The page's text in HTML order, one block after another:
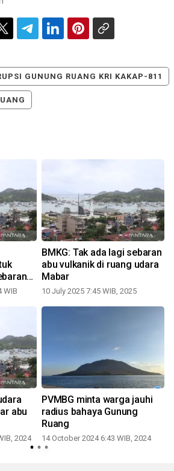
GUNUNG RUANG KRI KAKAP-811
WIB
BMKG: Tak ada lagi sebaran
abu vulkanik di ruang udara
Mabar
10 July 2025 7:45 WIB, 2025
abu
2024
PVMBG minta warga jauhi
radius bahaya Gunung
Ruang
14 October 2024 6:43 WIB, 2024